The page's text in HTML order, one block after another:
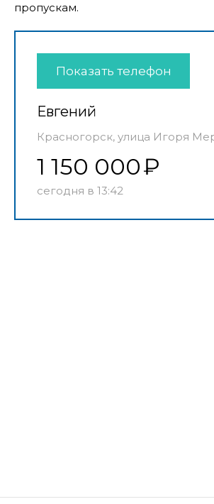
пропускам.
Показать телефон
Евгений
Красногорск, улица Игоря
1 150 000
сегодня в 13:42